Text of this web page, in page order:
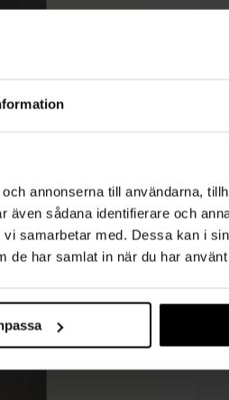
annonserna till användarna,
sådana identifierare och
samarbetar med. Dessa kan i
de har samlat in när du har